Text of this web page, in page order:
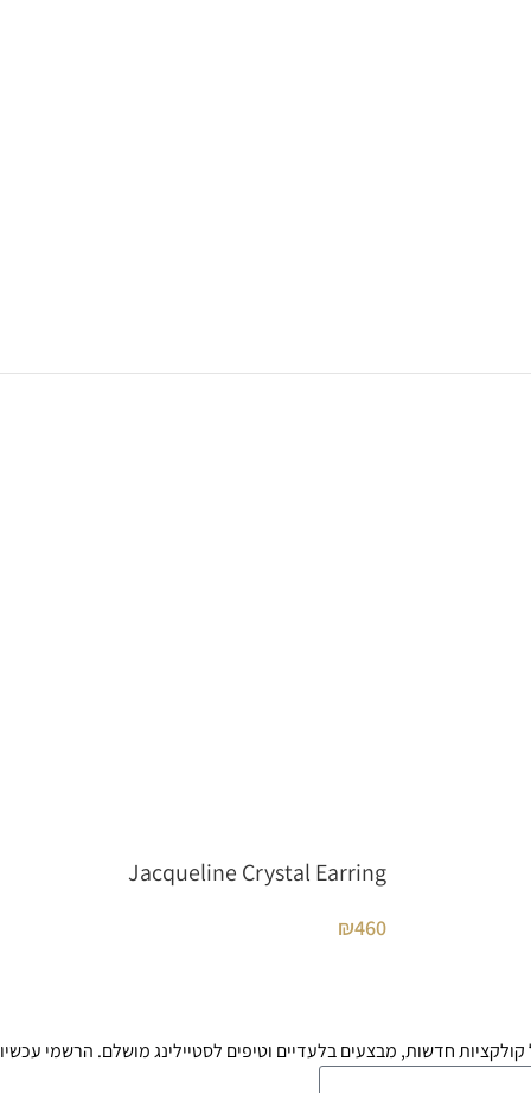
Jacqueline Crystal Earring
₪460
חדשות, מבצעים בלעדיים וטיפים לסטיילינג מושלם. הרשמי עכשיו